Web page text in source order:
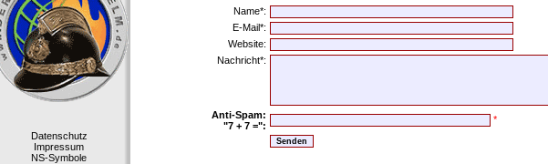
Datenschutz
Impressum
NS-Symbole
Name*:
E-Mail*:
Website:
Nachricht*:
Anti-Spam:
"7 + 7 =":
*